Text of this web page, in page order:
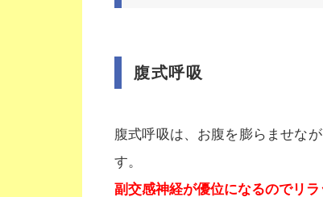
腹式呼吸
腹式呼吸は、お腹を膨らませな
す。
副交感神経が優位になるのでリ